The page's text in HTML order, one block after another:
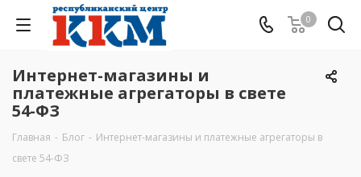
0
Интернет-магазины и
платежные агрегаторы в свете
54-ФЗ
Главная - Блог - Интернет-магазины и платежные агрегаторы в
свете 54-ФЗ